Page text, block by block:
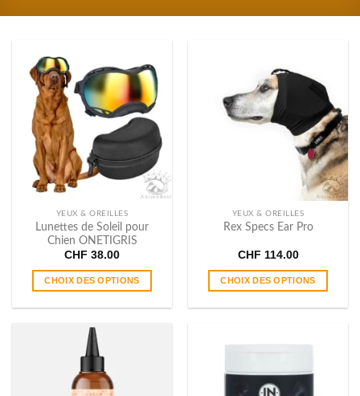
YEUX & OREILLES
Lunettes de Soleil pour
Chien ONETIGRIS
CHF 38.00
CHOIX DES OPTIONS
a
plusieurs
Les
YEUX & OREILLES
Rex Specs Ear Pro
CHF 114.00
CHOIX DES OPTIONS
plusieurs
Les